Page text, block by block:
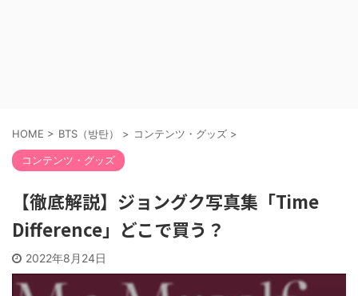
HOME > BTS（방탄） > コンテンツ・グッズ >
コンテンツ・グッズ
【徹底解説】ジョングク写真集「Time
Difference」どこで買う？
2022年8月24日